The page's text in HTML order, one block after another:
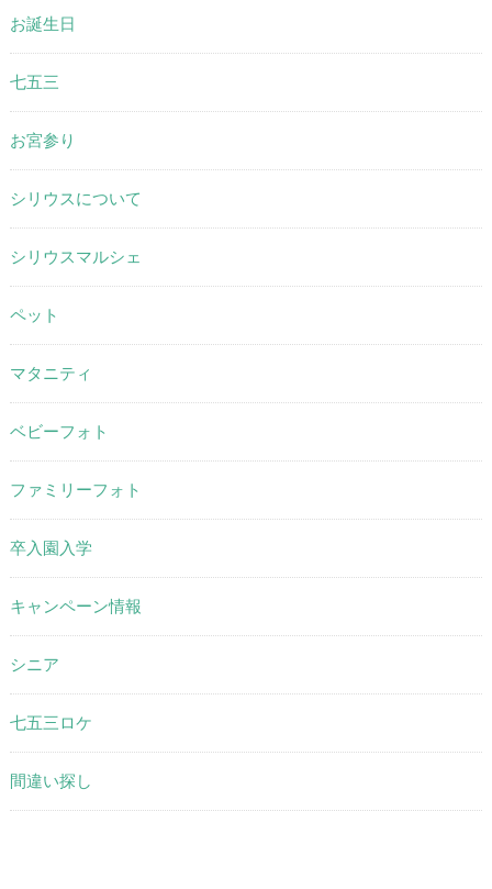
お誕生日
七五三
お宮参り
シリウスについて
シリウスマルシェ
ペット
マタニティ
ベビーフォト
ファミリーフォト
卒入園入学
キャンペーン情報
シニア
七五三ロケ
間違い探し